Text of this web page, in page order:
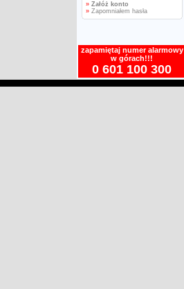
» Załóż konto
»Zapomniałem hasła
zapamiętaj numer alarmowy
w górach!!!
0 601 100 300